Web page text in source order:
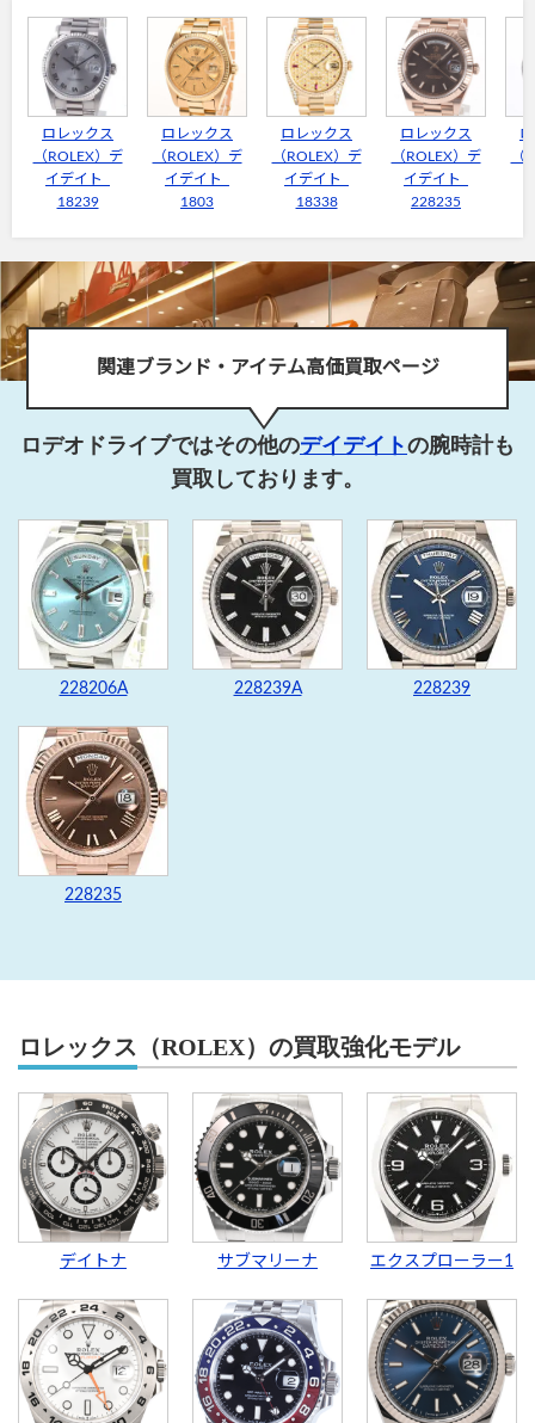
ロレックス
（ROLEX）デ
イデイト
18239
ロレックス
（ROLEX）デ
イデイト
1803
ロレックス
（ROLEX）デ
イデイト
18338
ロレックス
（ROLEX）デ
イデイト
228235
（
関連ブランド・アイテム高価買取ページ
ロデオドライブではその他のデイデイトの腕時計も
買取しております。
228206A 228239A 228239
228235
ロレックス（ROLEX）の買取強化モデル
デイトナ サブマリーナ エクスプローラー1